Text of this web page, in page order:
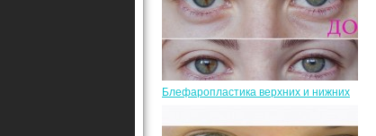
Блефаропластика верхних и нижних